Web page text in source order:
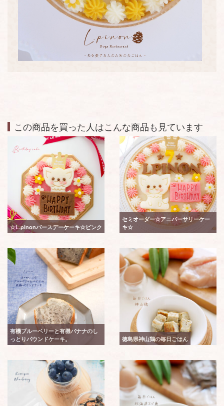
この商品を買った人はこんな商品も見ています
☆L.pinonバースデーケーキ☆ピンク
セミオーダー☆アニバーサリーケー
キ☆
有機ブルーベリーと有機バナナのし
っとりパウンドケーキ。
徳島県神山鶏の毎日ごはん